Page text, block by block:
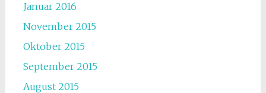
Januar 2016
November 2015
Oktober 2015
September 2015
August 2015